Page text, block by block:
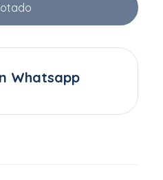
Whatsapp